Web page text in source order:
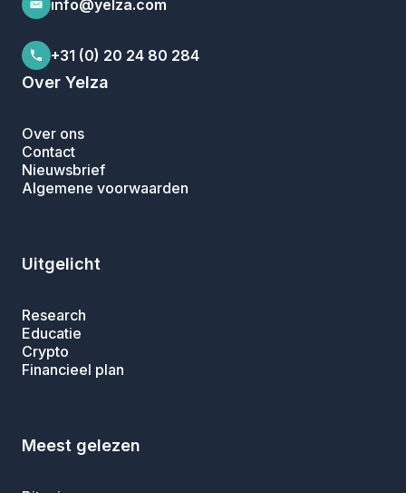
info@yelza.com
+31 (0) 20 24 80 284
Over Yelza
Over ons
Contact
Nieuwsbrief
Algemene voorwaarden
Uitgelicht
Research
Educatie
Crypto
Financieel plan
Meest gelezen